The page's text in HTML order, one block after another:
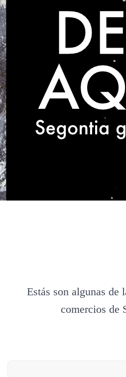
Estás son algunas de
comercios de